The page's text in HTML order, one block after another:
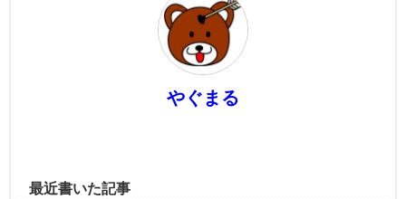
やぐまる
最近書いた記事